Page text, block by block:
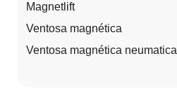
Magnetlift
Ventosa magnética
Ventosa magnética neumatica